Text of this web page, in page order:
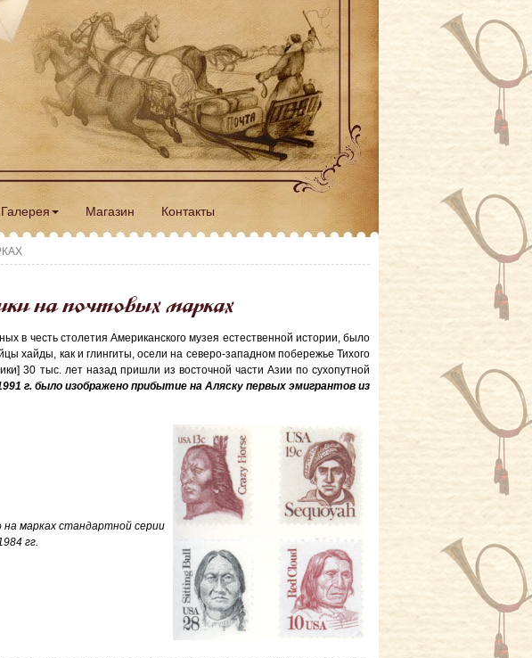
Галерея Магазин Контакты
на почтовых марках
в честь столетия Американского музея естественной истории, было
хайды, как и глингиты, осели на северо-западном побережье Тихого
30 тыс. лет назад пришли из восточной части Азии по сухопутной
г. было изображено прибытие на Аляску первых эмигрантов из
марках стандартной серии
гг.